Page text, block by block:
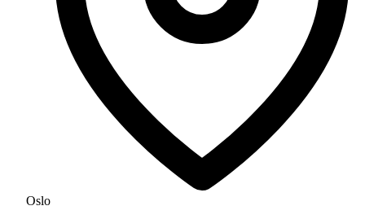
Oslo